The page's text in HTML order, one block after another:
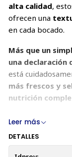
alta calidad,
ofrecen una
en cada bocado.
Más que un
una declaración
está
más frescos y
nutrición
¿Por qué elegir
Sabor
Leer más
DETALLES